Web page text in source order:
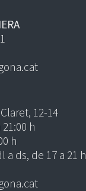
12-14
h
h
a ds, de 17 a 21 h